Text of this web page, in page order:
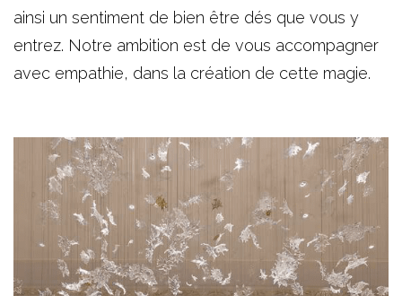
ainsi un sentiment de bien être dés que vous y
entrez. Notre ambition est de vous accompagner
avec empathie, dans la création de cette magie.